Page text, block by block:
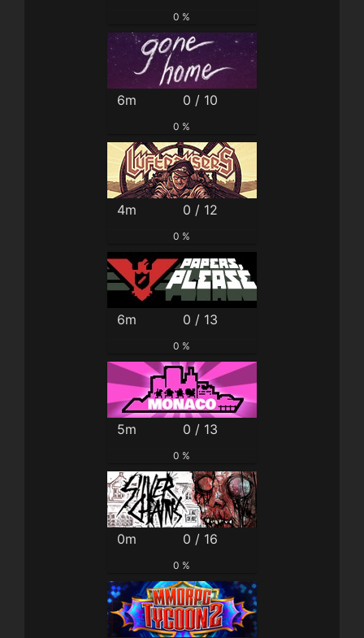
0 %
6m 0 / 10
0 %
4m 0 / 12
0 %
6m 0 / 13
0 %
5m 0 / 13
0 %
0m 0 / 16
0 %